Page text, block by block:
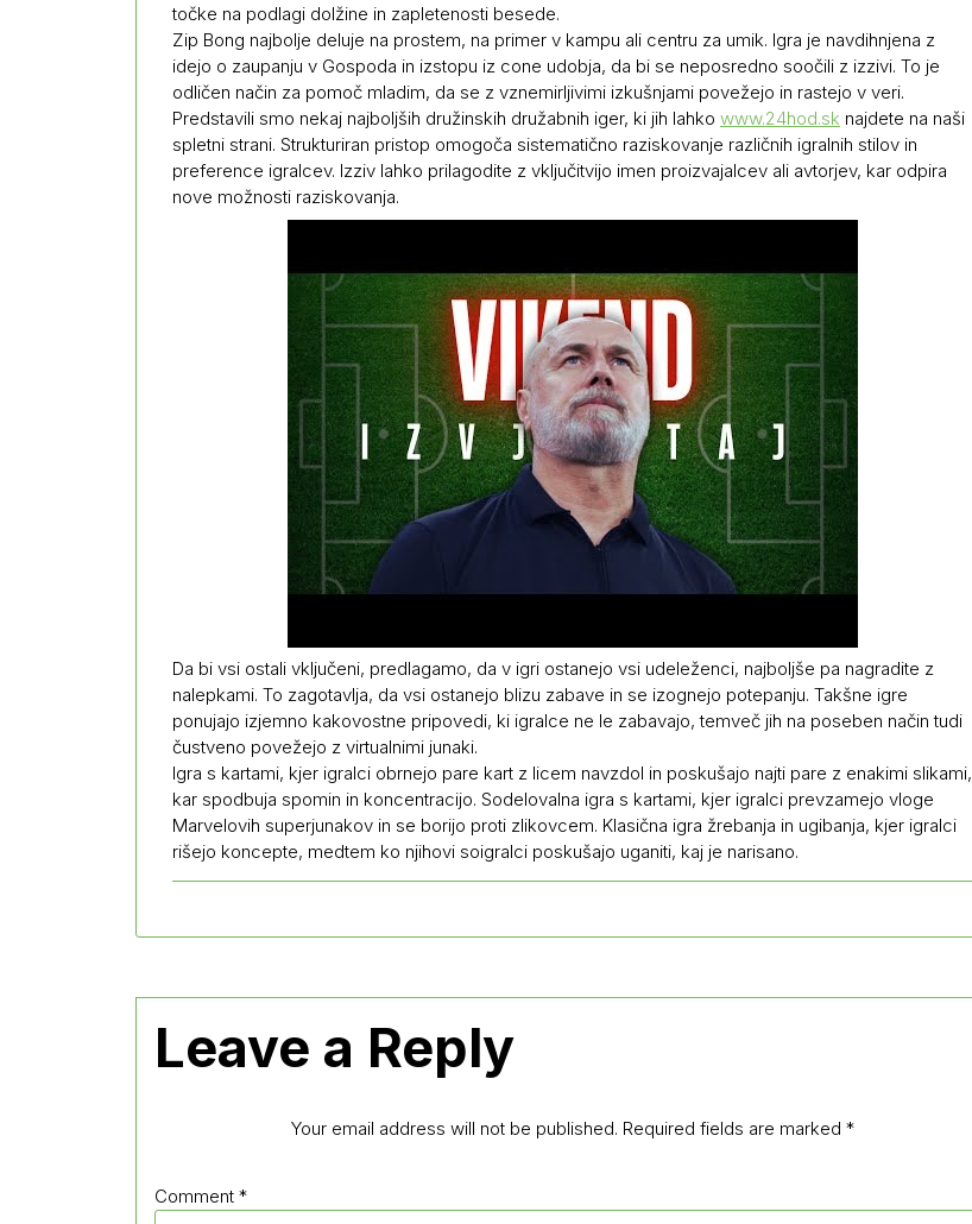
točke na podlagi dolžine in zapletenosti besede.
Zip Bong najbolje deluje na prostem, na primer v kampu ali centru za umik. Igra je navdihnjena z
idejo o zaupanju v Gospoda in izstopu iz cone udobja, da bi se neposredno soočili z izzivi. To je
odličen način za pomoč mladim, da se z vznemirljivimi izkušnjami povežejo in rastejo v veri.
Predstavili smo nekaj najboljših družinskih družabnih iger, ki jih lahko www.24hod.sk najdete na naši
spletni strani. Strukturiran pristop omogoča sistematično raziskovanje različnih igralnih stilov in
preference igralcev. Izziv lahko prilagodite z vključitvijo imen proizvajalcev ali avtorjev, kar odpira
nove možnosti raziskovanja.
Da bi vsi ostali vključeni, predlagamo, da v igri ostanejo vsi udeleženci, najboljše pa nagradite z
nalepkami. To zagotavlja, da vsi ostanejo blizu zabave in se izognejo potepanju. Takšne igre
ponujajo izjemno kakovostne pripovedi, ki igralce ne le zabavajo, temveč jih na poseben način tudi
čustveno povežejo z virtualnimi junaki.
Igra s kartami, kjer igralci obrnejo pare kart z licem navzdol in poskušajo najti pare z enakimi slikami,
kar spodbuja spomin in koncentracijo. Sodelovalna igra s kartami, kjer igralci prevzamejo vloge
Marvelovih superjunakov in se borijo proti zlikovcem. Klasična igra žrebanja in ugibanja, kjer igralci
rišejo koncepte, medtem ko njihovi soigralci poskušajo uganiti, kaj je narisano.
Leave a Reply
Your email address will not be published. Required fields are marked *
Comment *